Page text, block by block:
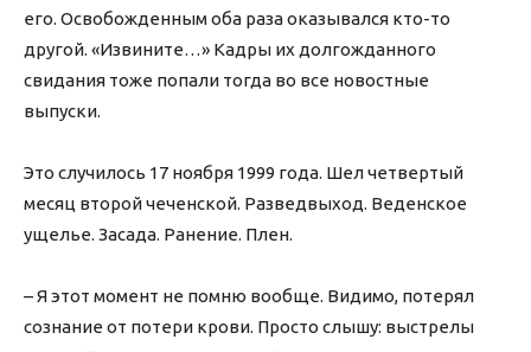
его. Освобожденным оба раза оказывался кто-то
другой. «Извините…» Кадры их долгожданного
свидания тоже попали тогда во все новостные
выпуски.
Это случилось 17 ноября 1999 года. Шел четвертый
месяц второй чеченской. Разведвыход. Веденское
ущелье. Засада. Ранение. Плен.
– Я этот момент не помню вообще. Видимо, потерял
сознание от потери крови. Просто слышу: выстрелы